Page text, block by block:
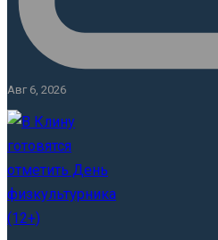
Авг 6, 2026